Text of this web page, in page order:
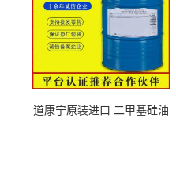
道康宁原装进口 二甲基硅油